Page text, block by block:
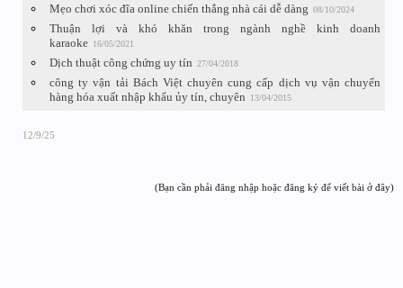
Mẹo chơi xóc đĩa online chiến thắng nhà cái dễ dàng 08/10/2024
Thuận lợi và khó khăn trong ngành nghề kinh doanh
karaoke 16/05/2021
Dịch thuật công chứng uy tín 27/04/2018
công ty vận tải Bách Việt chuyên cung cấp dịch vụ vận chuyển
hàng hóa xuất nhập khẩu ủy tín, chuyên
13/04/2015
12/9/25
(Bạn cần phải đăng nhập hoặc đăng ký để viết bài ở đây)